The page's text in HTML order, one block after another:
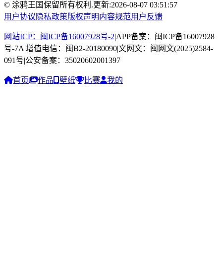
© 涂鸦王国保留所有权利.更新:2026-08-07 03:51:57
用户协议 隐私政策版权声明内容规范用户反馈
网站ICP：闽ICP备16007928号-2|APP备案：闽ICP备16007928
号-7A|增值电信：闽B2-20180090|文网文：闽网文(2025)2584-
091号|公安备案：35020602001397
首页 作品 壁纸 比赛 我的